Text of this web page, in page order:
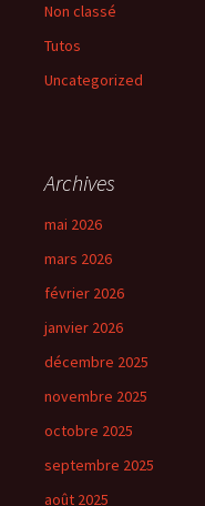
Non classé
Tutos
Uncategorized
Archives
mai 2026
mars 2026
février 2026
janvier 2026
décembre 2025
novembre 2025
octobre 2025
septembre 2025
août 2025